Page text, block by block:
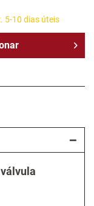
5-10 dias úteis